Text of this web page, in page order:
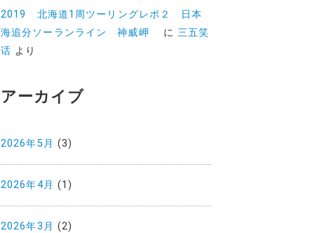
2019 北海道1周ツーリングレポ２ 日本
海追分ソーランライン 神威岬
に三五笑
话 より
アーカイブ
2026年5月 (3)
2026年4月 (1)
2026年3月 (2)